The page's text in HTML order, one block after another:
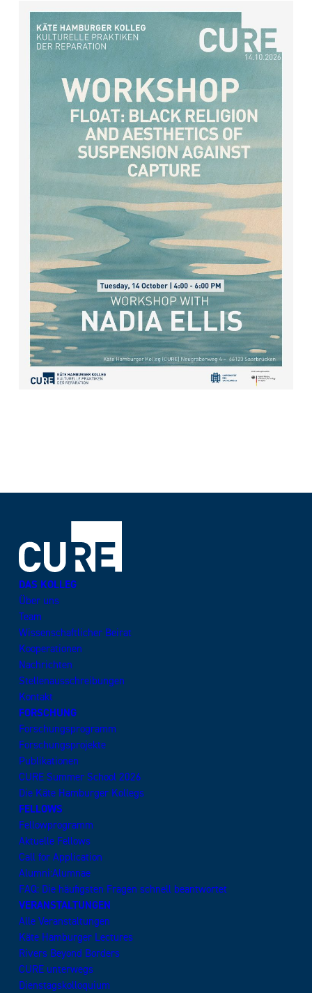
DAS KOLLEG
Über uns
Team
Wissenschaftlicher Beirat
Kooperationen
Nachrichten
Stellenausschreibungen
Kontakt
FORSCHUNG
Forschungsprogramm
Forschungsprojekte
Publikationen
CURE Summer School 2026
Die Käte Hamburger Kollegs
FELLOWS
Fellowprogramm
Aktuelle Fellows
Call for Application
Alumni:Alumnae
FAQ: Die häufigsten Fragen schnell beantwortet
VERANSTALTUNGEN
Alle Veranstaltungen
Käte Hamburger Lectures
Rivers Beyond Borders
CURE unterwegs
Dienstagskolloquium